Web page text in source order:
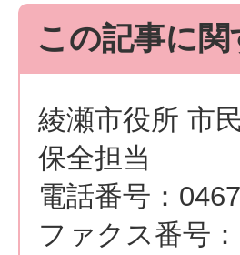
この記事に
綾瀬市役所 市
保全担当
電話番号：
ファクス番号